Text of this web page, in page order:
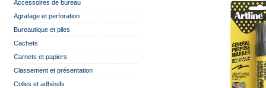
Accessoires de bureau
Agrafage et perforation
Bureautique et piles
Cachets
Carnets et papiers
Classement et présentation
Colles et adhésifs